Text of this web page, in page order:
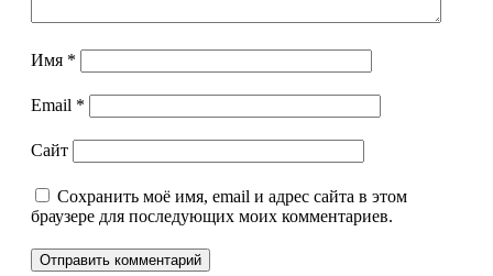
Имя *
Email *
Сайт
Сохранить моё имя, email и адрес сайта в этом
браузере для последующих моих комментариев.